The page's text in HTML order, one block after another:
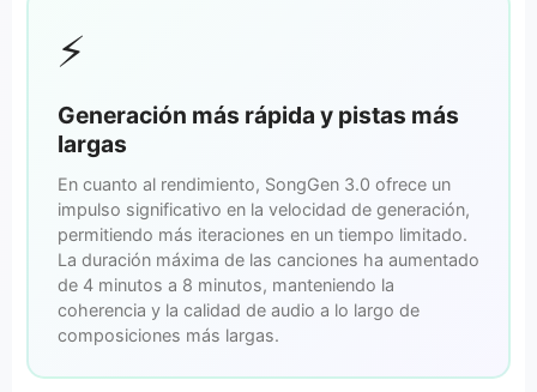
⚡
Generación más rápida y pistas más
largas
En cuanto al rendimiento, SongGen 3.0 ofrece un
impulso significativo en la velocidad de generación,
permitiendo más iteraciones en un tiempo limitado.
La duración máxima de las canciones ha aumentado
de 4 minutos a 8 minutos, manteniendo la
coherencia y la calidad de audio a lo largo de
composiciones más largas.